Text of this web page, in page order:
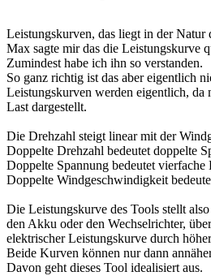
Leistungskurven, das liegt in der Natur
Max sagte mir das die Leistungskurve
Zumindest habe ich ihn so verstanden.
So ganz richtig ist das aber eigentlich
Leistungskurven werden eigentlich, da
Last dargestellt.
Die Drehzahl steigt linear mit der
Doppelte Drehzahl bedeutet doppelte
Doppelte Spannung bedeutet
Doppelte Windgeschwindigkeit
Die Leistungskurve des Tools stellt
den Akku oder den Wechselrichter,
elektrischer Leistungskurve durch
Beide Kurven können nur dann
Davon geht dieses Tool idealisiert aus.